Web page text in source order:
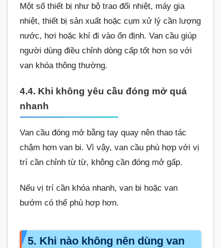
Một số thiết bị như bộ trao đổi nhiệt, máy gia
nhiệt, thiết bị sản xuất hoặc cụm xử lý cần lượng
nước, hơi hoặc khí đi vào ổn định. Van cầu giúp
người dùng điều chỉnh dòng cấp tốt hơn so với
van khóa thông thường.
4.4. Khi không yêu cầu đóng mở quá
nhanh
Van cầu đóng mở bằng tay quay nên thao tác
chậm hơn van bi. Vì vậy, van cầu phù hợp với vị
trí cần chỉnh từ từ, không cần đóng mở gấp.
Nếu vị trí cần khóa nhanh, van bi hoặc van
bướm có thể phù hợp hơn.
5. Khi nào không nên dùng van